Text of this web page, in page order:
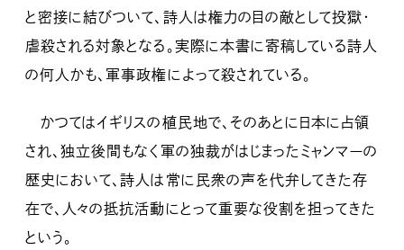
と密接に結びついて、詩人は権力の目の敵として投獄・
虐殺される対象となる。実際に本書に寄稿している詩人
の何人かも、軍事政権によって殺されている。
かつてはイギリスの植民地で、そのあとに日本に占領
され、独立後間もなく軍の独裁がはじまったミャンマーの
歴史において、詩人は常に民衆の声を代弁してきた存
在で、人々の抵抗活動にとって重要な役割を担ってきた
という。